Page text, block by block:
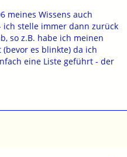
meines Wissens auch
stelle immer dann zurück
so z.B. habe ich meinen
es blinkte) da ich
eine Liste geführt - der